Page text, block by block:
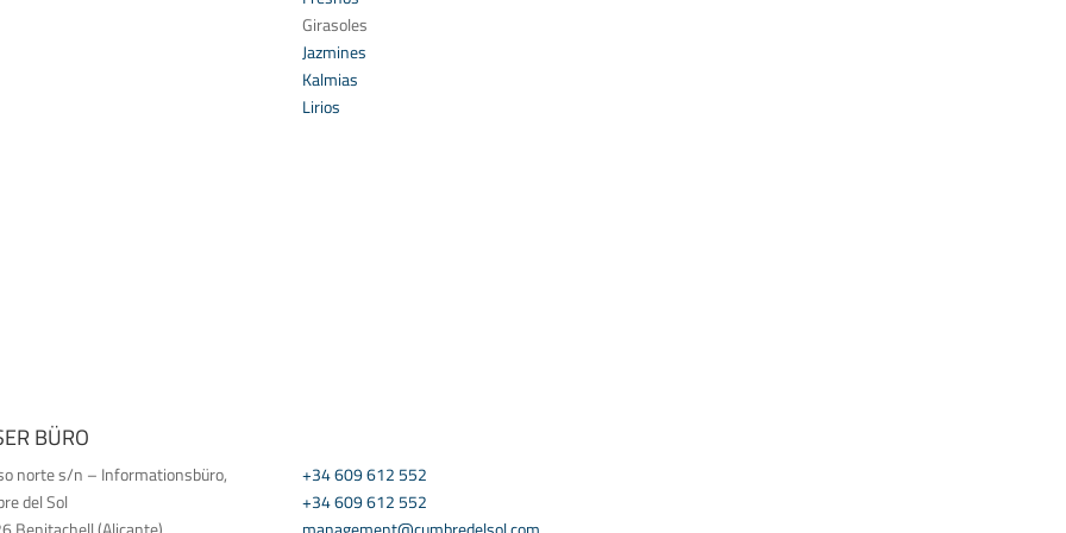
Girasoles
Jazmines
Kalmias
Lirios
BÜRO
norte s/n – Informationsbüro,
del Sol
+34 609 612 552
+34 609 612 552